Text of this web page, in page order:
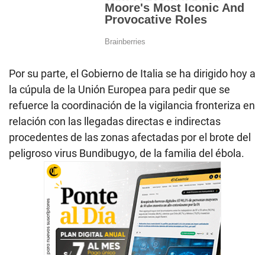
Por su parte, el Gobierno de Italia se ha dirigido hoy a
la cúpula de la Unión Europea para pedir que se
refuerce la coordinación de la vigilancia fronteriza en
relación con las llegadas directas e indirectas
procedentes de las zonas afectadas por el brote del
peligroso virus Bundibugyo, de la familia del ébola.